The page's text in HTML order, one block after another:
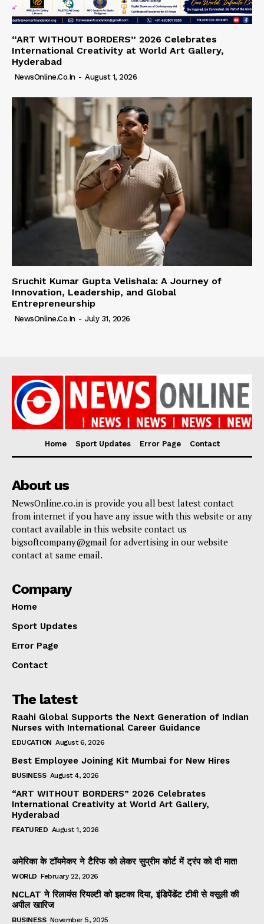
“ART WITHOUT BORDERS” 2026 Celebrates
International Creativity at World Art Gallery,
Hyderabad
NewsOnline.co.in - August 1, 2026
Sruchit Kumar Gupta Velishala: A Journey of
Innovation, Leadership, and Global
Entrepreneurship
NewsOnline.co.in - July 31, 2026
Home Sport Updates Error Page Contact
About us
NewsOnline.co.in is provide you all best latest contact
from internet if you have any issue with this website or any
contact available in this website contact us
bigsoftcompany@gmail for advertising in our website
contact at same email.
Company
Home
Sport Updates
Error Page
Contact
The latest
Raahi Global Supports the Next Generation of Indian
Nurses with International Career Guidance
EDUCATION August 6, 2026
Best Employee Joining Kit Mumbai for New Hires
BUSINESS August 4, 2026
“ART WITHOUT BORDERS” 2026 Celebrates
International Creativity at World Art Gallery,
Hyderabad
FEATURED August 1, 2026
अमेरिका के टॉयमेकर ने टैरिफ को लेकर सु्प्रीम कोर्ट में ट्रंप को दी मात!
WORLD February 22, 2026
NCLAT ने रिलायंस रियल्टी को झटका दिया, इंडिपेंडेंट टीवी से वसूली की
अपील खारिज
BUSINESS November 5, 2025